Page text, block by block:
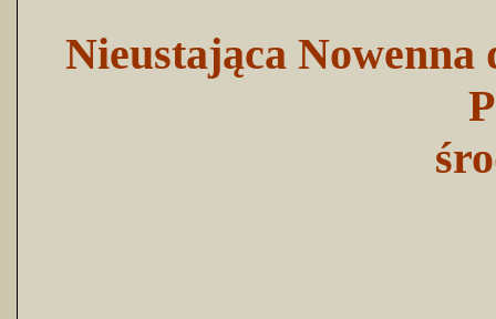
Nieustająca